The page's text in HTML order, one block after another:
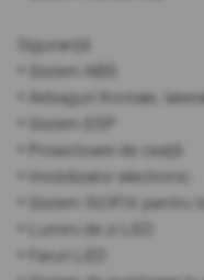
Siguranță
• Sistem ABS
• Airbaguri frontale,
• Sistem ESP
• Proiectoare de ceață
• Imobilizator electronic
• Sistem ISOFIX pentru
• Lumini de zi LED
• Faruri LED